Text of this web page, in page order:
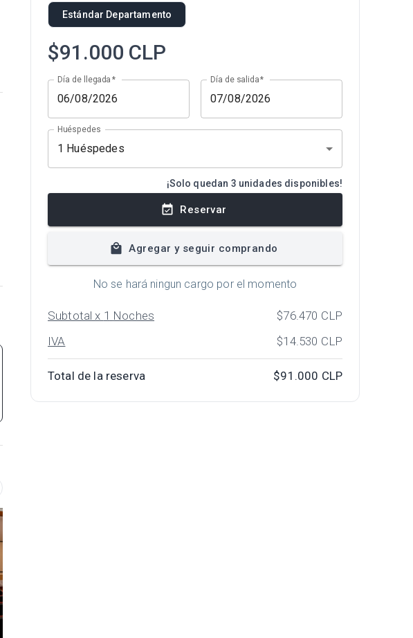
Estándar Departamento
$91.000 CLP
Día de llegada * Día de salida*
Huéspedes
1 Huéspedes
¡Solo quedan 3 unidades disponibles!
Reservar
Agregar y seguir comprando
No se hará ningun cargo por el momento
Subtotal x 1 Noches $76.470 CLP
IVA
$14.530 CLP
Total de la reserva $91.000 CLP